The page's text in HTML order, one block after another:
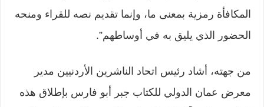
المكافأة رمزية بمعنى ما، وإنما تقديم نصه للقراء ومنحه
الحضور الذي يليق به في أوساطهم”.
من جهته، أشاد رئيس اتحاد الناشرين الأردنيين مدير
معرض عمان الدولي للكتاب جبر أبو فارس بإطلاق هذه